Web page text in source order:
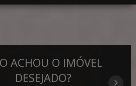
ACHOU O IMÓVEL
DESEJADO?